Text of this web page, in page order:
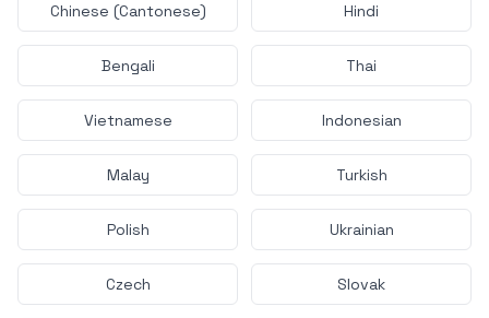
Chinese (Cantonese) Hindi
Bengali Thai
Vietnamese Indonesian
Malay Turkish
Polish Ukrainian
Czech Slovak